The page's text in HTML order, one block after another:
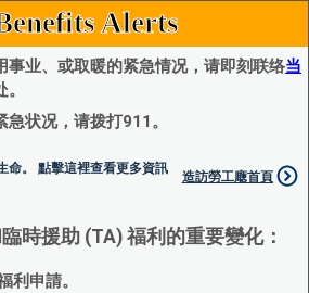
Alerts
事业、或取暖的紧急情况，请即刻联络当
状况，请拨打911。
命。 點擊這裡查看更多資訊
造訪勞工廰首頁
時援助 (TA) 福利的重要變化：
利申請。